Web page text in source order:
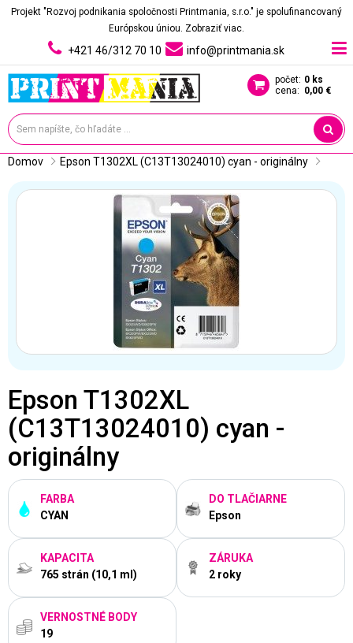
Projekt "Rozvoj podnikania spoločnosti Printmania, s.r.o." je spolufinancovaný
Európskou úniou. Zobraziť viac.
+421 46/312 70 10 info@printmania.sk
počet: 0 ks
cena: 0,00 €
Domov Epson T1302XL (C13T13024010) cyan - originálny
Epson T1302XL
(C13T13024010) cyan -
originálny
FARBA
CYAN
DO TLAČIARNE
Epson
KAPACITA
765 strán (10,1 ml)
ZÁRUKA
2 roky
VERNOSTNÉ BODY
19